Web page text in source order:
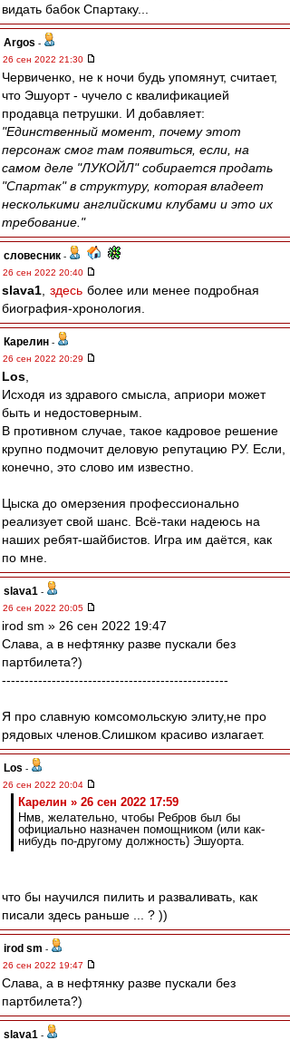
видать бабок Спартаку...
Argos -
26 сен 2022 21:30
Червиченко, не к ночи будь упомянут, считает,
что Эшуорт - чучело с квалификацией
продавца петрушки. И добавляет:
"Единственный момент, почему этот
персонаж смог там появиться, если, на
самом деле "ЛУКОЙЛ" собирается продать
"Спартак" в структуру, которая владеет
несколькими английскими клубами и это их
требование."
словесник -
26 сен 2022 20:40
slava1 здесь более или менее подробная
биография-хронология.
Карелин -
26 сен 2022 20:29
Los
Исходя из здравого смысла, априори может
быть и недостоверным.
В противном случае, такое кадровое решение
крупно подмочит деловую репутацию РУ. Если,
конечно, это слово им известно.
Цыска до омерзения профессионально
реализует свой шанс. Всё-таки надеюсь на
наших ребят-шайбистов. Игра им даётся, как
по мне.
slava1 -
26 сен 2022 20:05
irod sm » 26 сен 2022 19:47
Слава, а в нефтянку разве пускали без
партбилета?)
--------------------------------------------------
Я про славную комсомольскую элиту,не про
рядовых членов.Слишком красиво излагает.
Los -
26 сен 2022 20:04
Карелин » 26 сен 2022 17:59
Нмв, желательно, чтобы Ребров был бы
официально назначен помощником (или как-
нибудь по-другому должность) Эшуорта.
что бы научился пилить и разваливать, как
писали здесь раньше ... ? ))
irod sm -
26 сен 2022 19:47
Слава, а в нефтянку разве пускали без
партбилета?)
slava1 -